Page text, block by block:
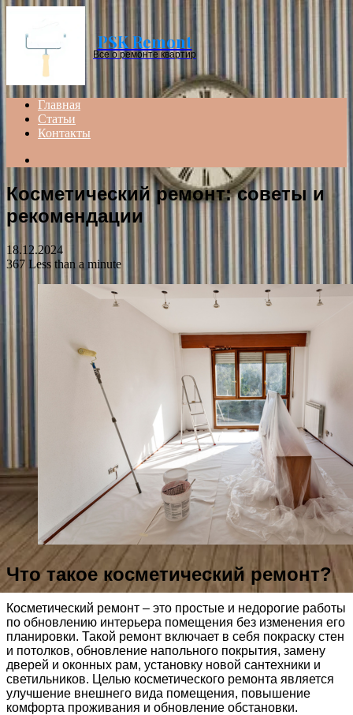
PSK Remont
Все о ремонте квартир
Главная
Статьи
Контакты
Косметический ремонт: советы и
рекомендации
18.12.2024
367 Less than a minute
Что такое косметический ремонт?
Косметический ремонт – это простые и недорогие работы
по обновлению интерьера помещения без изменения его
планировки. Такой ремонт включает в себя покраску стен
и потолков, обновление напольного покрытия, замену
дверей и оконных рам, установку новой сантехники и
светильников. Целью косметического ремонта является
улучшение внешнего вида помещения, повышение
комфорта проживания и обновление обстановки.